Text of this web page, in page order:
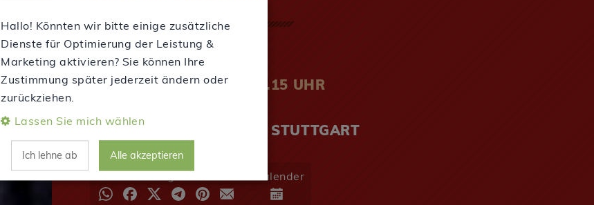
TERMIN
DIENSTAG, 20.10.26 | 20.15 UHR
SIEMENSSTR. 11 | 70469 STUTTGART
Veranstaltung teilen Kalender
Hallo! Könnten wir bitte einige zusätzliche
Dienste für Optimierung der Leistung &
Marketing aktivieren? Sie können Ihre
Zustimmung später jederzeit ändern oder
zurückziehen.
Lassen Sie mich wählen
Ich lehne ab Alle akzeptieren